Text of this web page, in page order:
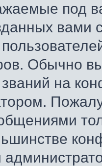
под
Обычно
на